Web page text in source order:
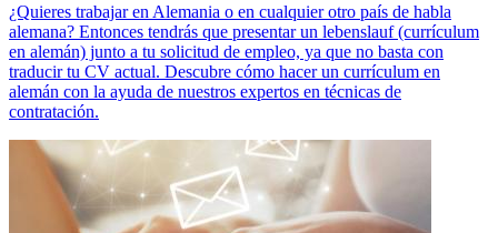
¿Quieres trabajar en Alemania o en cualquier otro país de habla
alemana? Entonces tendrás que presentar un lebenslauf (currículum
en alemán) junto a tu solicitud de empleo, ya que no basta con
traducir tu CV actual. Descubre cómo hacer un currículum en
alemán con la ayuda de nuestros expertos en técnicas de
contratación.